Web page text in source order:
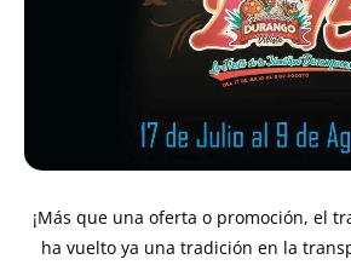
¡Más que una oferta o promoción, el
ha vuelto ya una tradición en la